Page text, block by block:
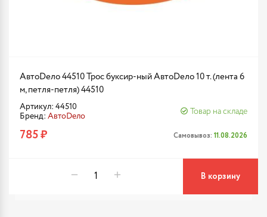
АвтоDело 44510 Трос буксир-ный АвтоDело 10 т. (лента 6
м, петля-петля) 44510
Артикул: 44510
Бренд: АвтоDело
Товар на складе
785 ₽ Самовывоз: 11.08.2026
В корзину